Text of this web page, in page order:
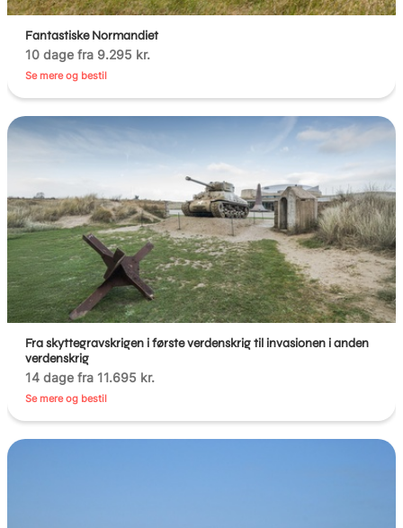
Fantastiske Normandiet
10 dage fra 9.295 kr.
Se mere og bestil
Fra skyttegravskrigen i første verdenskrig til invasionen i anden
verdenskrig
14 dage fra 11.695 kr.
Se mere og bestil